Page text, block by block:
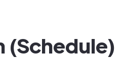
(Schedule)